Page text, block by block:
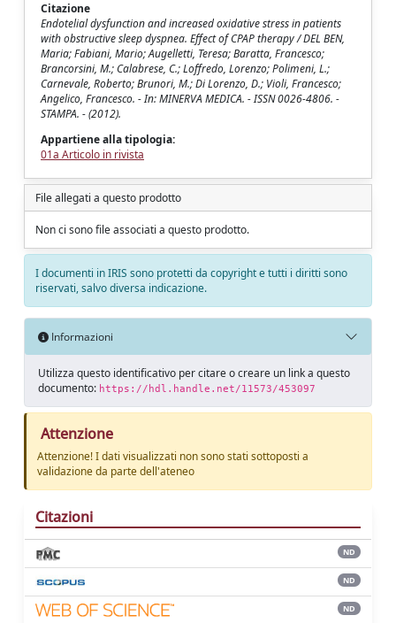
Citazione
Endotelial dysfunction and increased oxidative stress in patients
with obstructive sleep dyspnea. Effect of CPAP therapy / DEL BEN,
Maria; Fabiani, Mario; Augelletti, Teresa; Baratta, Francesco;
Brancorsini, M.; Calabrese, C.; Loffredo, Lorenzo; Polimeni, L.;
Carnevale, Roberto; Brunori, M.; Di Lorenzo, D.; Violi, Francesco;
Angelico, Francesco. - In: MINERVA MEDICA. - ISSN 0026-4806. -
STAMPA. - (2012).
Appartiene alla tipologia:
01a Articolo in rivista
File allegati a questo prodotto
Non ci sono file associati a questo prodotto.
I documenti in IRIS sono protetti da copyright e tutti i diritti sono
riservati, salvo diversa indicazione.
Informazioni
Utilizza questo identificativo per citare o creare un link a questo
documento: https://hdl.handle.net/11573/453097
Attenzione
Attenzione! I dati visualizzati non sono stati sottoposti a
validazione da parte dell'ateneo
Citazioni
ND
ND
ND